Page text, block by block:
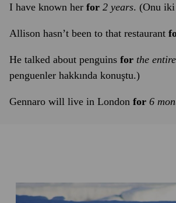
I have known her for 2 years. (Onu iki
Allison hasn’t been to that restaurant
He talked about penguins for the
penguenler hakkında konuştu.)
Gennaro will live in London for 6